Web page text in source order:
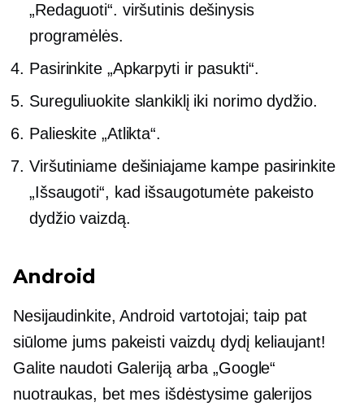
„Redaguoti“. viršutinis dešinysis
programėlės.
Pasirinkite „Apkarpyti ir pasukti“.
Sureguliuokite slankiklį iki norimo dydžio.
Palieskite „Atlikta“.
Viršutiniame dešiniajame kampe pasirinkite
„Išsaugoti“, kad išsaugotumėte pakeisto
dydžio vaizdą.
Android
Nesijaudinkite, Android vartotojai; taip pat
siūlome jums pakeisti vaizdų dydį keliaujant!
Galite naudoti Galeriją arba „Google“
nuotraukas, bet mes išdėstysime galerijos